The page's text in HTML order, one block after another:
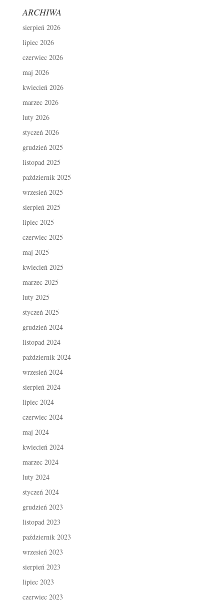
ARCHIWA
sierpień 2026
lipiec 2026
czerwiec 2026
maj 2026
kwiecień 2026
marzec 2026
luty 2026
styczeń 2026
grudzień 2025
listopad 2025
październik 2025
wrzesień 2025
sierpień 2025
lipiec 2025
czerwiec 2025
maj 2025
kwiecień 2025
marzec 2025
luty 2025
styczeń 2025
grudzień 2024
listopad 2024
październik 2024
wrzesień 2024
sierpień 2024
lipiec 2024
czerwiec 2024
maj 2024
kwiecień 2024
marzec 2024
luty 2024
styczeń 2024
grudzień 2023
listopad 2023
październik 2023
wrzesień 2023
sierpień 2023
lipiec 2023
czerwiec 2023